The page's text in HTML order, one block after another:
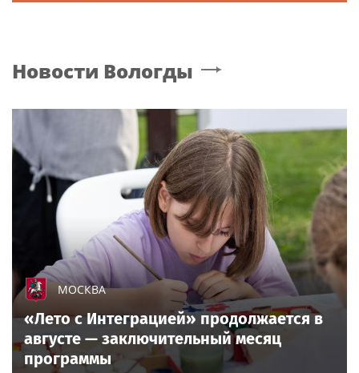
Новости Вологды
МОСКВА
«Лето с Интеграцией» продолжается в
августе — заключительный месяц
программы